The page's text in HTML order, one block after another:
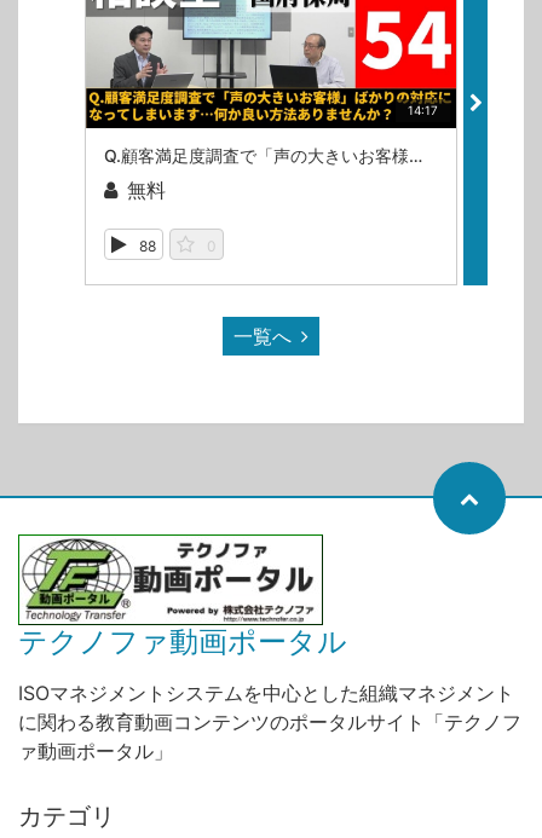
14:17
Q.顧客満足度調査で「声の大きいお客様」ばかりの対応になってしまいます…何か良い方法ありませんか？（ISOマネジメントシステム相談室・第54回）
無料
88 0
一覧へ
テクノファ動画ポータル
ISOマネジメントシステムを中心とした組織マネジメント
に関わる教育動画コンテンツのポータルサイト「テクノフ
ァ動画ポータル」
カテゴリ